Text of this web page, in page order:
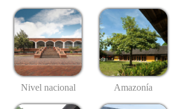
Nivel nacional Amazonía